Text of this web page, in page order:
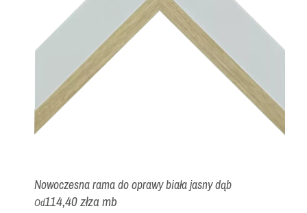
Nowoczesna rama do oprawy biała jasny dąb
Od114,40 złza mb